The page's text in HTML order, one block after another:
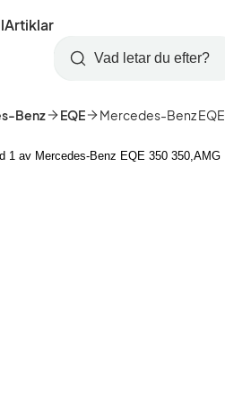
Startsida
Artiklar
Skapa
konto
Logga
in
Sök
Benz EQE Mercedes-Benz